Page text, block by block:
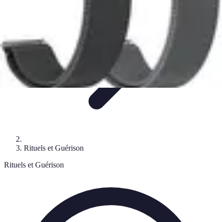
Rituels et Guérison
Rituels et Guérison